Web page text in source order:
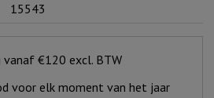
15543
vanaf €120 excl. BTW
voor elk moment van het jaar